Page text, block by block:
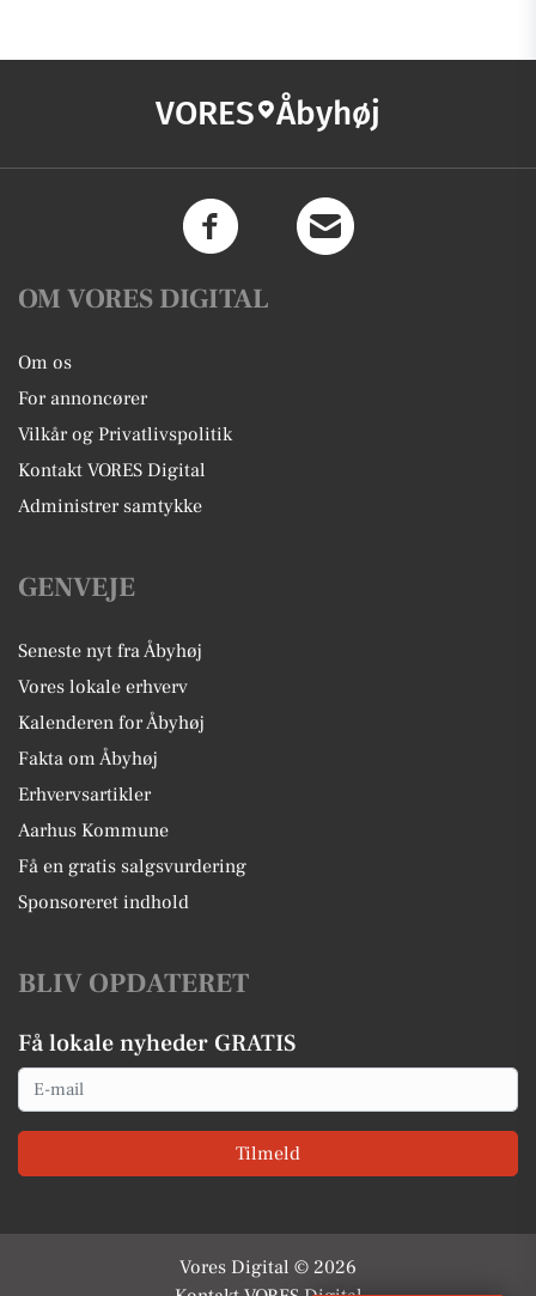
VORES Åbyhøj
OM VORES DIGITAL
Om os
For annoncører
Vilkår og Privatlivspolitik
Kontakt VORES Digital
Administrer samtykke
GENVEJE
Seneste nyt fra Åbyhøj
Vores lokale erhverv
Kalenderen for Åbyhøj
Fakta om Åbyhøj
Erhvervsartikler
Aarhus Kommune
Få en gratis salgsvurdering
Sponsoreret indhold
BLIV OPDATERET
Få lokale nyheder GRATIS
Email
Tilmeld
Vores Digital © 2026